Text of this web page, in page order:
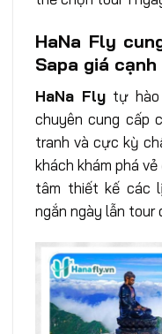
HaNa Fly
Sapa giá
HaNa Fly tự
chuyên cung cấp
tranh và cực kỳ
khách khám phá
tâm thiết kế các
ngắn ngày lẫn tour